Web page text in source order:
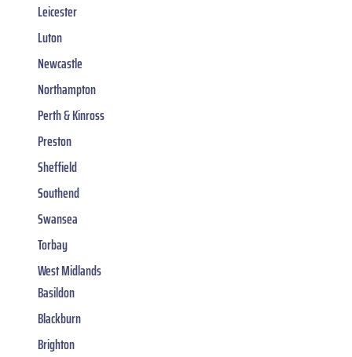
Leicester
Luton
Newcastle
Northampton
Perth & Kinross
Preston
Sheffield
Southend
Swansea
Torbay
West Midlands
Basildon
Blackburn
Brighton